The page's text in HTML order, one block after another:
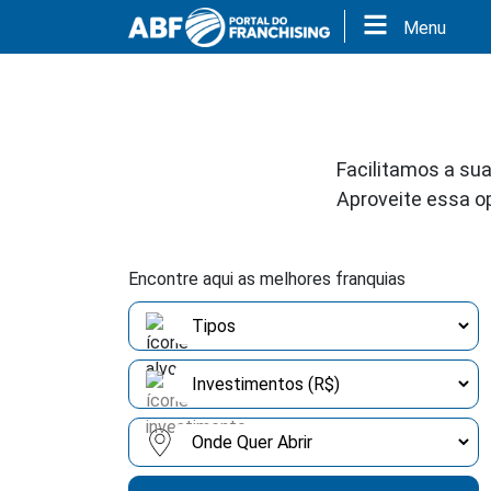
Menu
Facilitamos a
Aproveite essa
Encontre aqui as melhores franquias